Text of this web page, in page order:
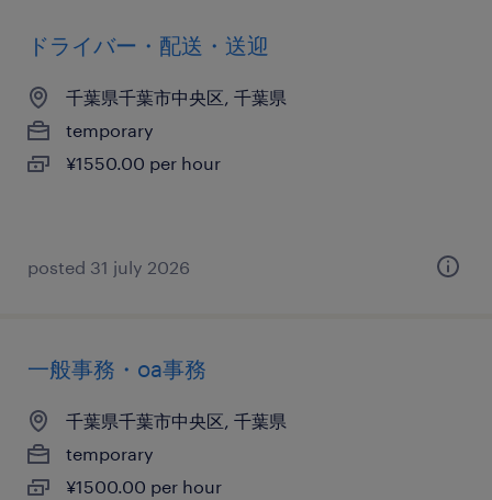
ドライバー・配送・送迎
千葉県千葉市中央区, 千葉県
temporary
¥1550.00 per hour
posted 31 july 2026
一般事務・oa事務
千葉県千葉市中央区, 千葉県
temporary
¥1500.00 per hour